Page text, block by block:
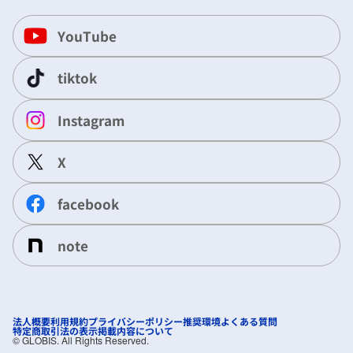
YouTube
tiktok
Instagram
X
facebook
note
法人概要利用規約プライバシーポリシー推奨環境よくある質問
特定商取引法の表示掲載内容について
©︎ GLOBIS. All Rights Reserved.